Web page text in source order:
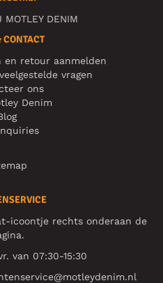
MOTLEY DENIM
CONTACT
en retour aanmelden
vragen
ons
Denim
icoontje rechts onderaan de
van 07:30-15:30